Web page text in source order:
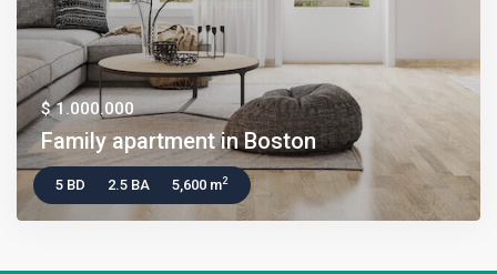
$ 1.000.000
Family apartment in Boston
5 BD 2.5 BA 5,600 m2